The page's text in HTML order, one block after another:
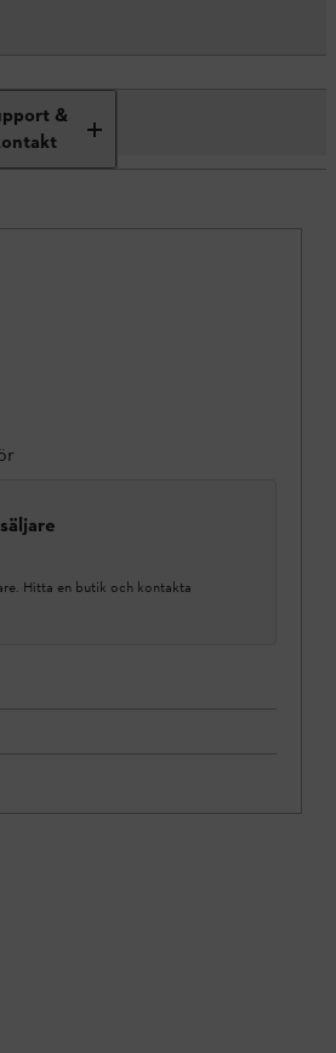
&
Hitta en butik och kontakta